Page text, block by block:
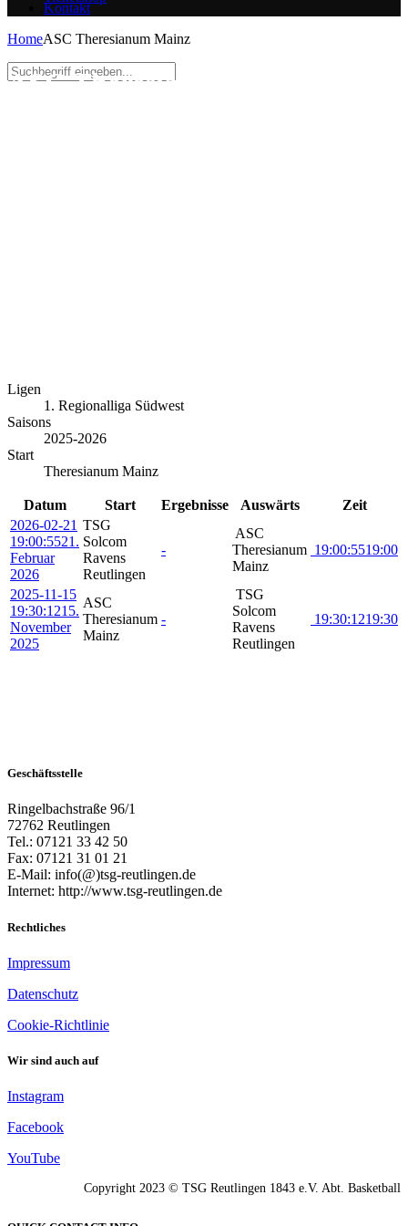
Kontakt
HomeASC Theresianum Mainz
ASC Theresianum Mainz
Ligen
1. Regionalliga Südwest
Saisons
2025-2026
Start
Theresianum Mainz
Datum Start Ergebnisse Auswärts
Zeit
2026-02-21
19:00:5521.
Februar
2026
TSG
Solcom
Ravens
Reutlingen
-
ASC
Theresianum
Mainz
19:00:5519:00
2025-11-15
19:30:1215.
November
2025
ASC
Theresianum
Mainz
-
TSG
Solcom
Ravens
Reutlingen
19:30:1219:30
Geschäftsstelle
Ringelbachstraße 96/1
72762 Reutlingen
Tel.: 07121 33 42 50
Fax: 07121 31 01 21
E-Mail: info(@)tsg-reutlingen.de
Internet: http://www.tsg-reutlingen.de
Rechtliches
Impressum
Datenschutz
Cookie-Richtlinie
Wir sind auch auf
Instagram
Facebook
YouTube
Copyright 2023 © TSG Reutlingen 1843 e.V. Abt. Basketball